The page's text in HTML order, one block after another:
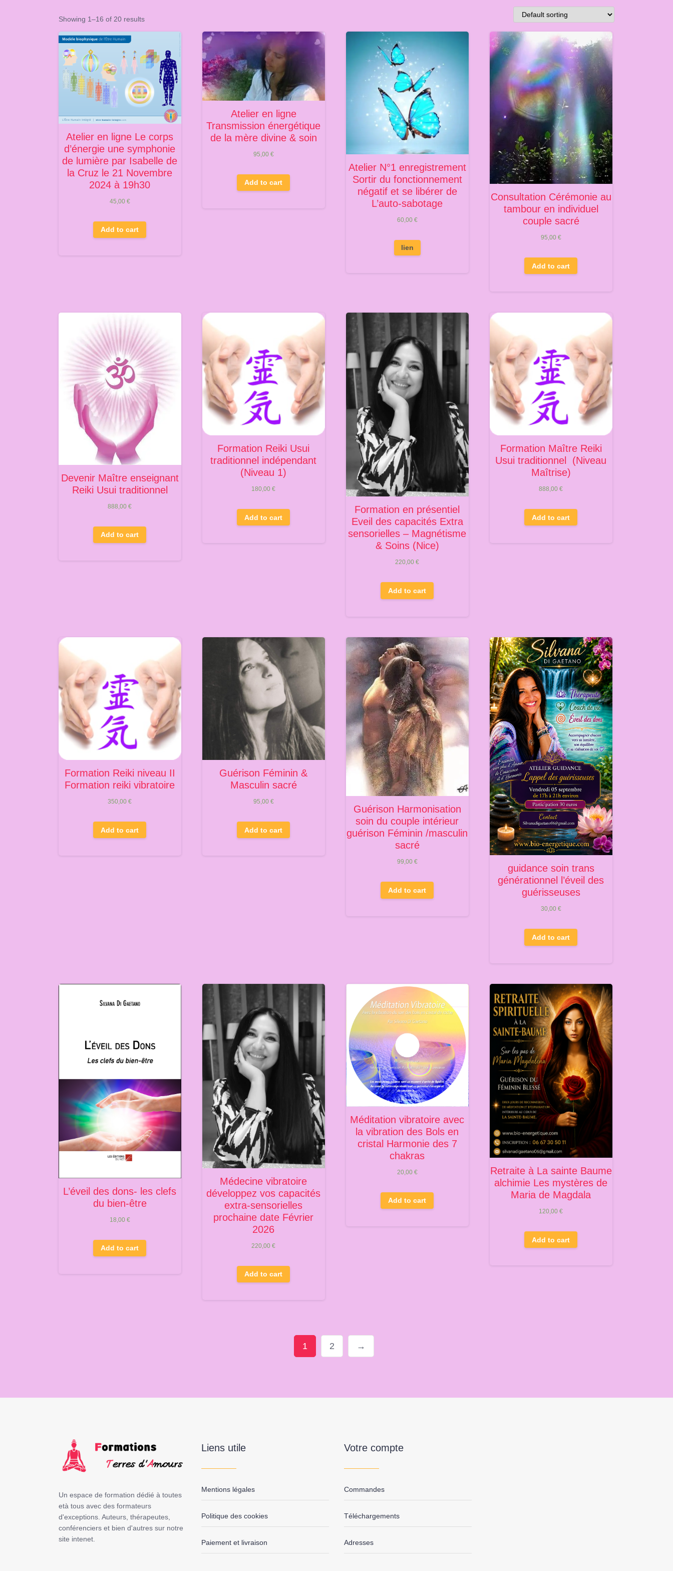
Showing 1–16 of 20 results
Atelier en ligne Le corps
d’énergie une symphonie
de lumière par Isabelle de
la Cruz le 21 Novembre
2024 à 19h30
45,00 €
Add to cart
Atelier en ligne
Transmission énergétique
de la mère divine & soin
95,00 €
Add to cart
Atelier N°1 enregistrement
Sortir du fonctionnement
négatif et se libérer de
L’auto-sabotage
60,00 €
lien
Consultation Cérémonie au
tambour en individuel
couple sacré
95,00 €
Add to cart
Devenir Maître enseignant
Reiki Usui traditionnel
888,00€
Add to cart
Formation Reiki Usui
traditionnel indépendant
(Niveau 1)
180,00€
Add to cart
Formation en présentiel
Eveil des capacités Extra
sensorielles – Magnétisme
& Soins (Nice)
220,00€
Add to cart
Formation Maître Reiki
Usui traditionnel (Niveau
Maîtrise)
888,00€
Add to cart
Formation Reiki niveau II
Formation reiki vibratoire
350,00€
Add to cart
Guérison Féminin &
Masculin sacré
95,00 €
Add to cart
Guérison Harmonisation
soin du couple intérieur
guérison Féminin /masculin
sacré
99,00 €
Add to cart
guidance soin trans
générationnel l’éveil des
guérisseuses
30,00 €
Add to cart
L’éveil des dons- les clefs
du bien-être
18,00 €
Add to cart
Médecine vibratoire
développez vos capacités
extra-sensorielles
prochaine date Février
2026
220,00€
Add to cart
Méditation vibratoire avec
la vibration des Bols en
cristal Harmonie des 7
chakras
20,00 €
Add to cart
Retraite à La sainte Baume
alchimie Les mystères de
Maria de Magdala
120,00€
Add to cart
1 2 →
Un espace de formation dédié à toutes
età tous avec des formateurs
d'exceptions. Auteurs, thérapeutes,
conférenciers et bien d'autres sur notre
site intenet.
Liens utile
Mentions légales
Politique des cookies
Paiement et livraison
Votre compte
Commandes
Téléchargements
Adresses